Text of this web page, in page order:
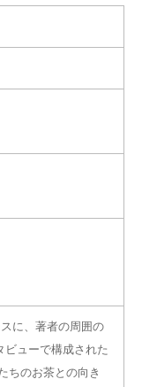
に、著者の周囲の
ビューで構成された
ちのお茶との向き